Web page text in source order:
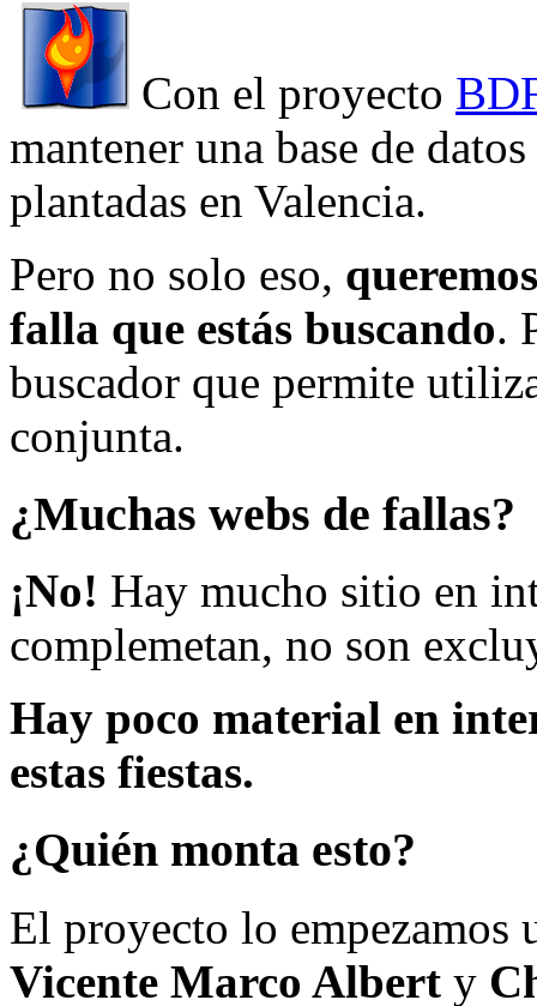
Con el proyecto
mantener una base de
plantadas en Valencia.
Pero no solo eso,
falla que estás buscando.
buscador que permite
conjunta.
¿Muchas webs de fallas?
¡No! Hay mucho sitio en
complemetan, no son
Hay poco material en
estas fiestas.
¿Quién monta esto?
El proyecto lo empezamos
Vicente Marco Albert y